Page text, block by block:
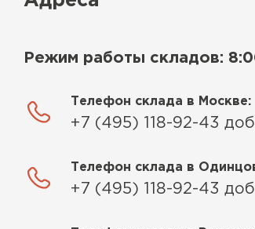
Режим работы складов:
Телефон склада в Москве:
+7 (495) 118-92-43 доб
Телефон склада в
+7 (495) 118-92-43